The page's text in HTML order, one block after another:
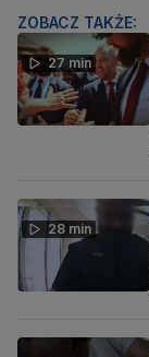
ZOBACZ TAKŻE:
27 min
28 min